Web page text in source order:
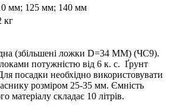
мм; 125 мм; 140 мм
кг
(збільшені ложки D=34 MM) (ЧС9).
потужністю від 6 к. с. Ґрунт
посадки необхідно використовувати
розміром 25-35 мм. Ємність
матеріалу складає 10 літрів.